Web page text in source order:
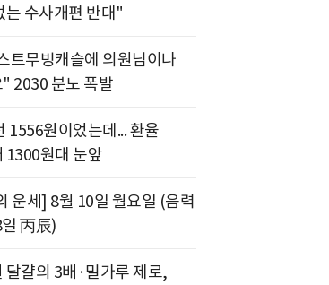
는 수사개편 반대"
트무빙캐슬에 의원님이나
2030 분노 폭발
1556원이었는데... 환율
1300원대 눈앞
운세] 8월 10일 월요일 (음력
丙辰)
달걀의 3배·밀가루 제로,